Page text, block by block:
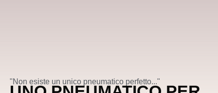
"Non esiste un unico pneumatico perfetto..."